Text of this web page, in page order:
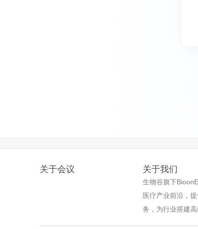
关于会议 关于我们
生物谷旗下
医疗产业前沿，
务，为行业搭建